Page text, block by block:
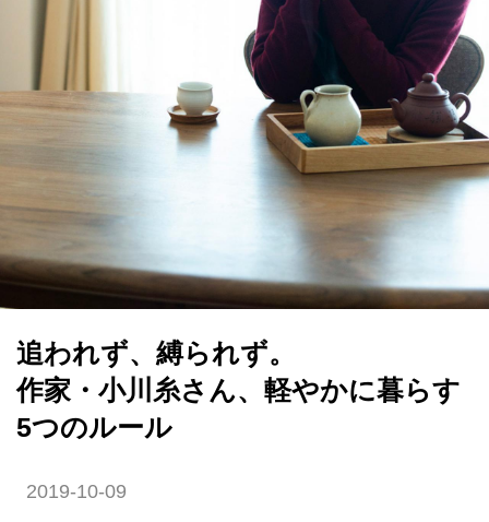
追われず、縛られず。
作家・小川糸さん、軽やかに暮らす
5つのルール
2019-10-09